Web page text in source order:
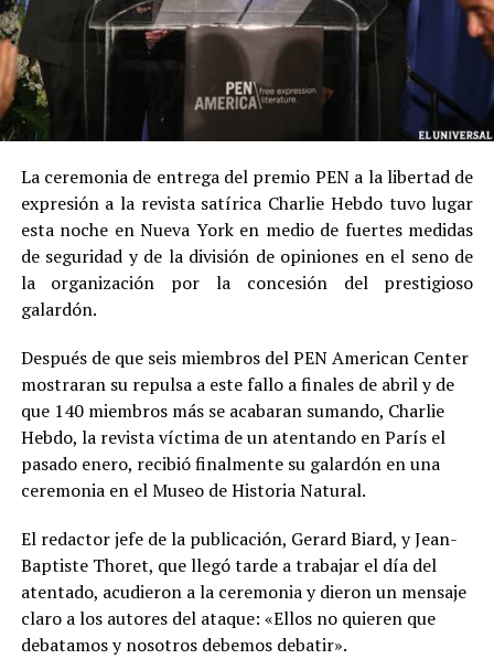
La ceremonia de entrega del premio PEN a la libertad de
expresión a la revista satírica Charlie Hebdo tuvo lugar
esta noche en Nueva York en medio de fuertes medidas
de seguridad y de la división de opiniones en el seno de
la organización por la concesión del prestigioso
galardón.
Después de que seis miembros del PEN American Center
mostraran su repulsa a este fallo a finales de abril y de
que 140 miembros más se acabaran sumando, Charlie
Hebdo, la revista víctima de un atentando en París el
pasado enero, recibió finalmente su galardón en una
ceremonia en el Museo de Historia Natural.
El redactor jefe de la publicación, Gerard Biard, y Jean-
Baptiste Thoret, que llegó tarde a trabajar el día del
atentado, acudieron a la ceremonia y dieron un mensaje
claro a los autores del ataque: «Ellos no quieren que
debatamos y nosotros debemos debatir».